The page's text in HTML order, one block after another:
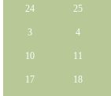
24 25
3 4
10 11
17 18